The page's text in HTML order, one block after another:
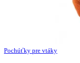
Pochúťky pre vtáky